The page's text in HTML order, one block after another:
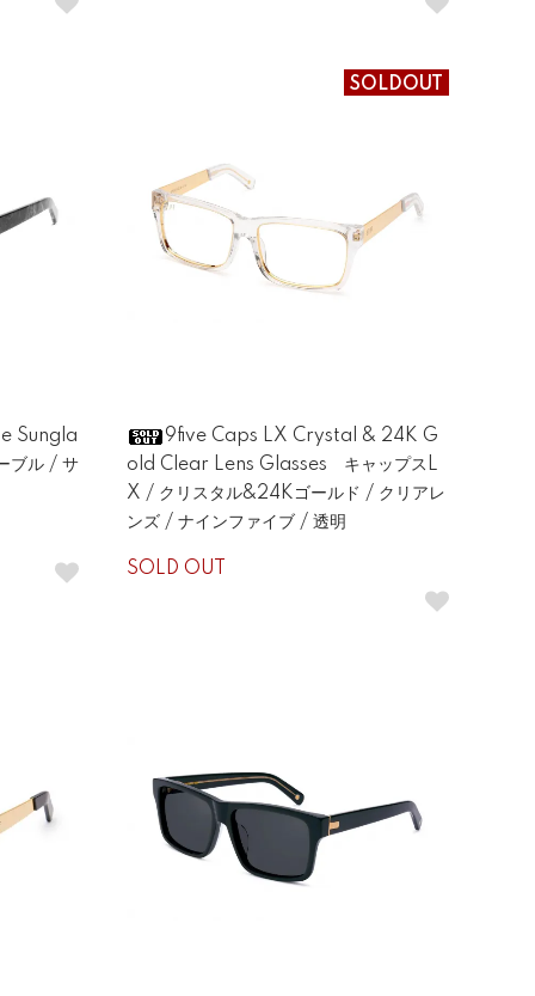
Sungla
ブル / サ
SOLDOUT
9five Caps LX Crystal & 24K G
old Clear Lens Glasses キャップスL
X / クリスタル&24Kゴールド / クリアレ
ンズ / ナインファイブ / 透明
SOLD OUT